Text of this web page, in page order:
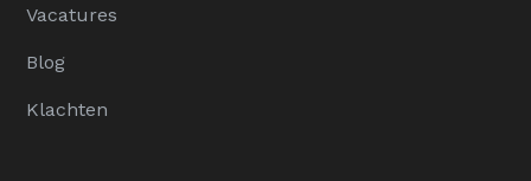
Vacatures
Blog
Klachten